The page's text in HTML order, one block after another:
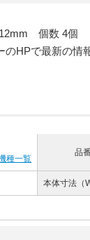
個数 4個
HPで最新の情
種一覧
品番
本体寸法 （